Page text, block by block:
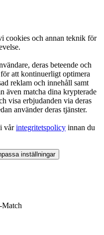
cookies och annan teknik för
deras beteende och
att kontinuerligt optimera
reklam och innehåll samt
även matcha dina krypterade
visa erbjudanden via deras
använder deras tjänster.
vårintegritetspolicy innan du
inställningar
Match